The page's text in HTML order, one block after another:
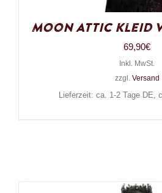
Moon Attic Kleid
69,90€
Inkl. MwSt.
zzgl. Versand
Lieferzeit: ca. 1-2 Tage DE,